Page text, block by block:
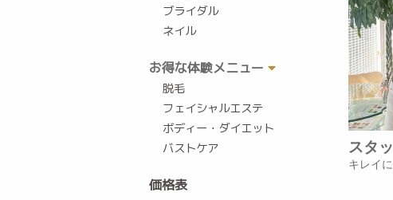
ブライダル
ネイル
お得な体験メニュー
脱毛
フェイシャルエステ
ボディー・ダイエット
バストケア
価格表
スタ
キレイ